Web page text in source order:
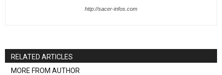
http://sacer-infos.com
RELATED ARTICLES
MORE FROM AUTHOR